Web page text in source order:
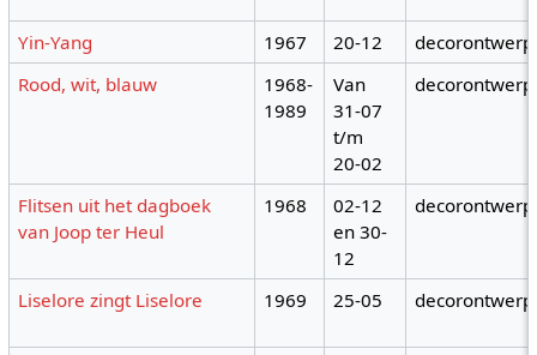
Yin-Yang 1967 20-12
Rood, wit, blauw
1968-
1989
Van
31-07
t/m
20-02
Flitsen uit het dagboek
van Joop ter Heul
1968
02-12
en 30-
12
Liselore zingt Liselore 1969 25-05